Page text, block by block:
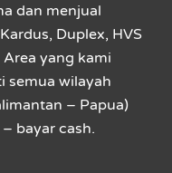
dan menjual
Duplex, HVS
yang kami
semua wilayah
– Papua)
bayar cash.